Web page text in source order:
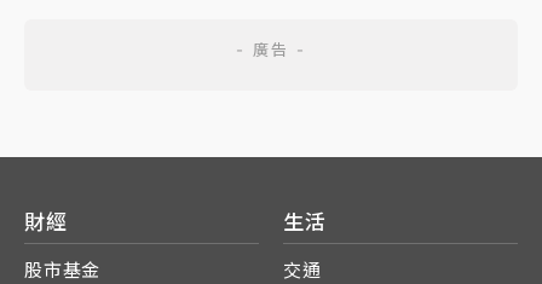
財經
股市基金
生活
交通